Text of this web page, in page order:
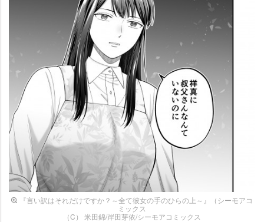
『言い訳はそれだけですか？～全て彼女の手のひらの上～』（シーモアコ
ミックス
（C） 米田錦/岸田芽依/シーモアコミックス